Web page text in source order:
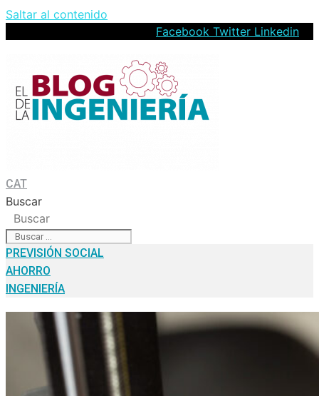
Saltar al contenido
Facebook Twitter Linkedin
CAT
Buscar
Buscar
PREVISIÓN SOCIAL
AHORRO
INGENIERÍA